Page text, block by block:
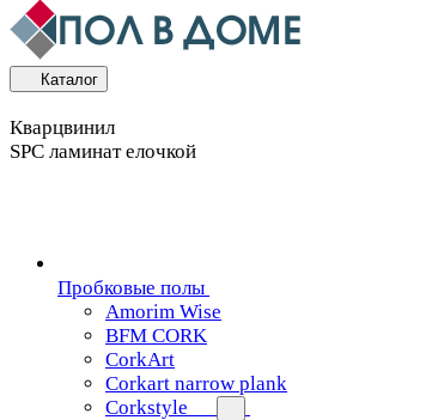
Каталог
Кварцвинил
SPC ламинат елочкой
Пробковые полы
Amorim Wise
BFM CORK
CorkArt
Corkart narrow plank
Corkstyle